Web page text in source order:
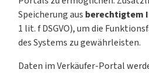
Speicherung aus berechtigtem
1 lit. f DSGVO), um die
des Systems zu gewährleisten.
Daten im Verkäufer-Portal